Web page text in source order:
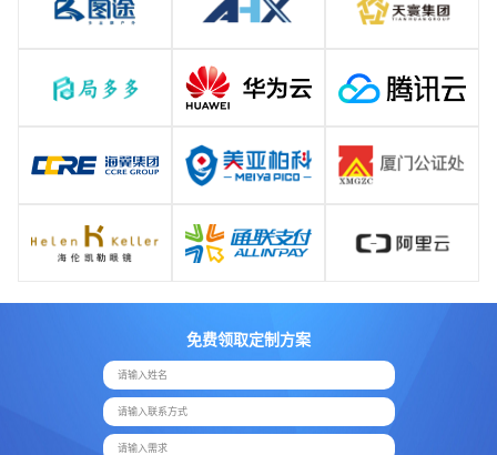
免费领取定制方案
请输入姓名
请输入联系方式
请输入需求